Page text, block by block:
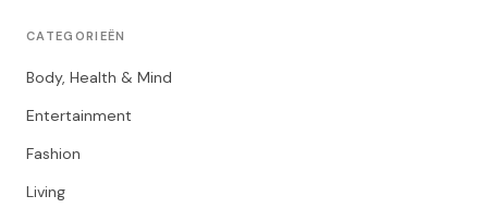
CATEGORIEËN
Body, Health & Mind
Entertainment
Fashion
Living